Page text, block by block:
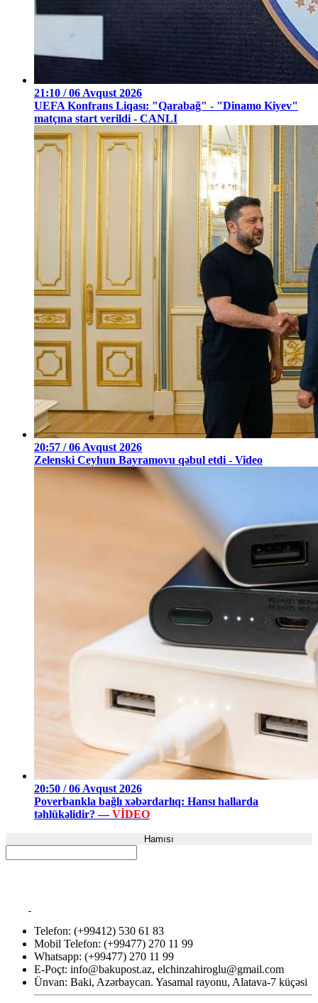
21:10 / 06 Avqust 2026
UEFA Konfrans Liqası: "Qarabağ" - "Dinamo Kiyev"
matçına start verildi - CANLI
20:57 / 06 Avqust 2026
Zelenski Ceyhun Bayramovu qəbul etdi - Video
20:50 / 06 Avqust 2026
Poverbankla bağlı xəbərdarlıq: Hansı hallarda
təhlükəlidir? —VİDEO
Hamısı
Telefon: (+99412) 530 61 83
Mobil Telefon: (+99477) 270 11 99
Whatsapp: (+99477) 270 11 99
E-Poçt: info@bakupost.az, elchinzahiroglu@gmail.com
Ünvan: Baki, Azərbaycan. Yasamal rayonu, Alatava-7 küçəsi